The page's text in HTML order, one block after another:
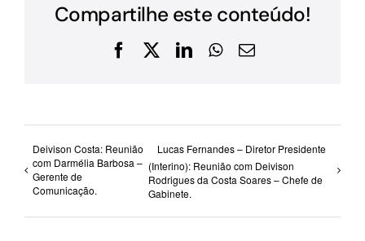
Compartilhe este conteúdo!
Facebook
X LinkedInWhatsApp
E-
Deivison Costa: Reunião
com Darmélia Barbosa –
Gerente de
Comunicação.
Lucas Fernandes – Diretor Presidente
(Interino): Reunião com Deivison
Rodrigues da Costa Soares – Chefe de
Gabinete.